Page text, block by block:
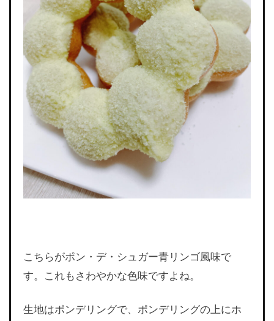
こちらがポン・デ・シュガー青リンゴ風味で
す。これもさわやかな色味ですよね。
生地はポンデリングで、ポンデリングの上にホ